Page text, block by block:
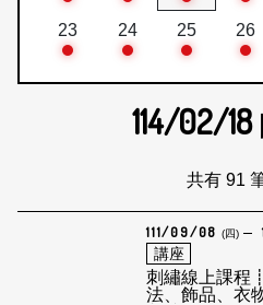
23 24 25 26
114/02/18
共有 91
111/09/08 (四)
講座
刺繡線上課程
法、飾品、衣